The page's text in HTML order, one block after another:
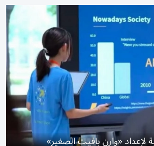
«وارن بافيت الصغير»